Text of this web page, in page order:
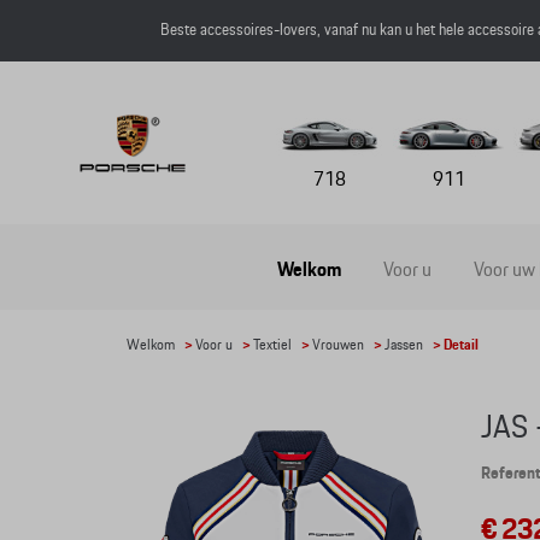
Beste accessoires-lovers, vanaf nu kan u het hele
718 911
Welkom Voor u Voor uw
Welkom >Voor u >Textiel >Vrouwen > Jassen > Detail
JAS
€